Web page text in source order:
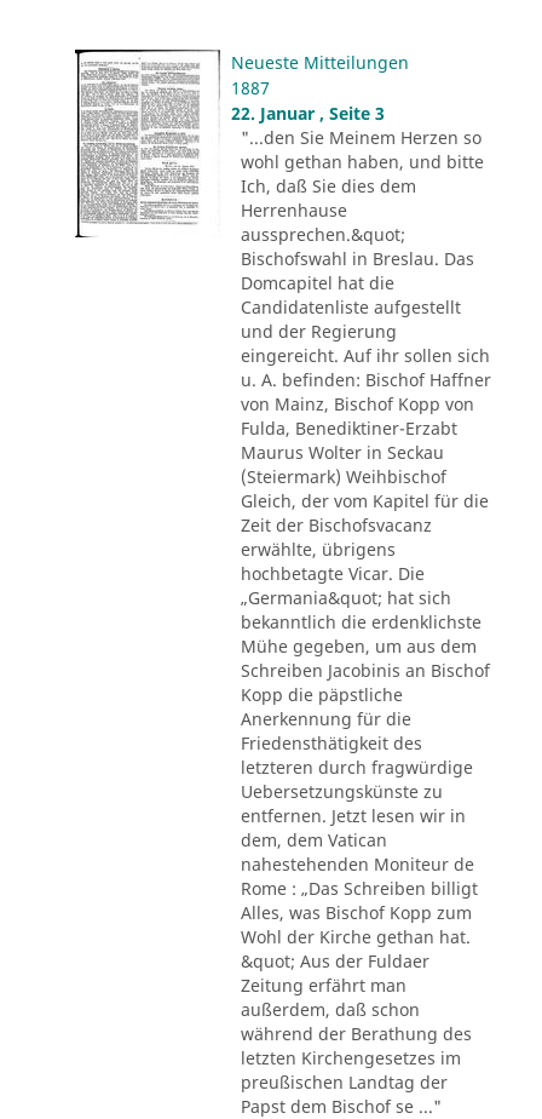
Neueste Mitteilungen
1887
22. Januar , Seite 3
"...den Sie Meinem Herzen so
wohl gethan haben, und bitte
Ich, daß Sie dies dem
Herrenhause
aussprechen.&quot;
Bischofswahl in Breslau. Das
Domcapitel hat die
Candidatenliste aufgestellt
und der Regierung
eingereicht. Auf ihr sollen sich
u. A. befinden: Bischof Haffner
von Mainz, Bischof Kopp von
Fulda, Benediktiner-Erzabt
Maurus Wolter in Seckau
(Steiermark) Weihbischof
Gleich, der vom Kapitel für die
Zeit der Bischofsvacanz
erwählte, übrigens
hochbetagte Vicar. Die
„Germania&quot; hat sich
bekanntlich die erdenklichste
Mühe gegeben, um aus dem
Schreiben Jacobinis an Bischof
Kopp die päpstliche
Anerkennung für die
Friedensthätigkeit des
letzteren durch fragwürdige
Uebersetzungskünste zu
entfernen. Jetzt lesen wir in
dem, dem Vatican
nahestehenden Moniteur de
Rome : „Das Schreiben billigt
Alles, was Bischof Kopp zum
Wohl der Kirche gethan hat.
&quot; Aus der Fuldaer
Zeitung erfährt man
außerdem, daß schon
während der Berathung des
letzten Kirchengesetzes im
preußischen Landtag der
Papst dem Bischof se ..."